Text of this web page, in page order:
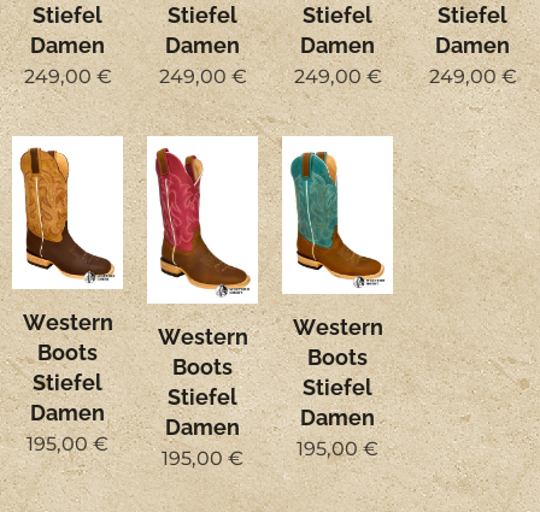
Stiefel
Damen
249,00€
Stiefel
Damen
249,00 €
Stiefel
Damen
249,00€
Stiefel
Damen
249,00€
Western
Boots
Stiefel
Damen
195,00€
Western
Boots
Stiefel
Damen
195,00€
Western
Boots
Stiefel
Damen
195,00€